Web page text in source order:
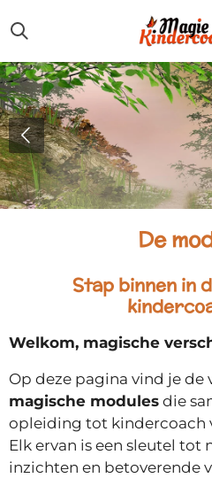
Ga
direct
naar
de
hoofdinhoud
De
Stap binnen in
Welkom, magische
Op deze pagina vind je de
magische modules die
opleiding tot kindercoach
Elk ervan is een sleutel tot
inzichten en betoverende